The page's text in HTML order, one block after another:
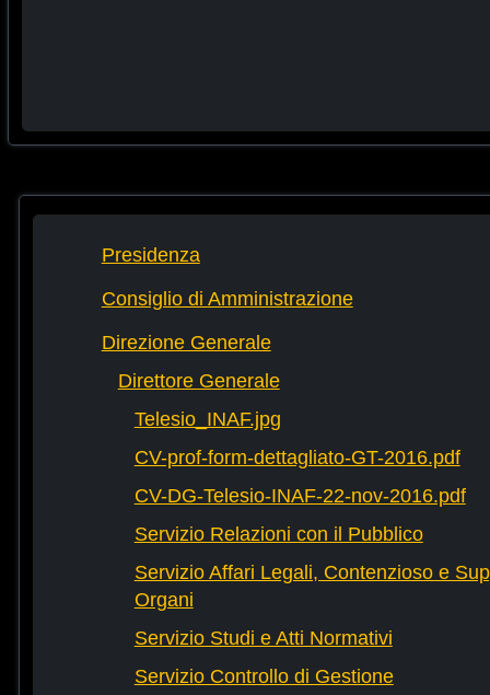
Presidenza
Consiglio di Amministrazione
Direzione Generale
Direttore Generale
Telesio_INAF.jpg
CV-prof-form-dettagliato-GT-2016.pdf
CV-DG-Telesio-INAF-22-nov-2016.pdf
Servizio Relazioni con il Pubblico
Servizio Affari Legali, Contenzioso e
Organi
Servizio Studi e Atti Normativi
Servizio Controllo di Gestione